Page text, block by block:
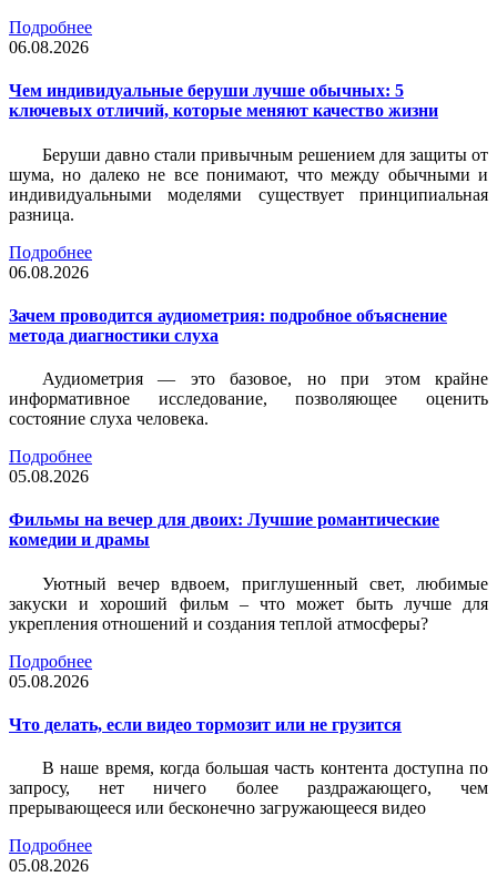
Подробнее
06.08.2026
Чем индивидуальные беруши лучше обычных: 5
ключевых отличий, которые меняют качество жизни
Беруши давно стали привычным решением для защиты от
шума, но далеко не все понимают, что между обычными и
индивидуальными моделями существует принципиальная
разница.
Подробнее
06.08.2026
Зачем проводится аудиометрия: подробное объяснение
метода диагностики слуха
Аудиометрия — это базовое, но при этом крайне
информативное исследование, позволяющее оценить
состояние слуха человека.
Подробнее
05.08.2026
Фильмы на вечер для двоих: Лучшие романтические
комедии и драмы
Уютный вечер вдвоем, приглушенный свет, любимые
закуски и хороший фильм – что может быть лучше для
укрепления отношений и создания теплой атмосферы?
Подробнее
05.08.2026
Что делать, если видео тормозит или не грузится
В наше время, когда большая часть контента доступна по
запросу, нет ничего более раздражающего, чем
прерывающееся или бесконечно загружающееся видео
Подробнее
05.08.2026